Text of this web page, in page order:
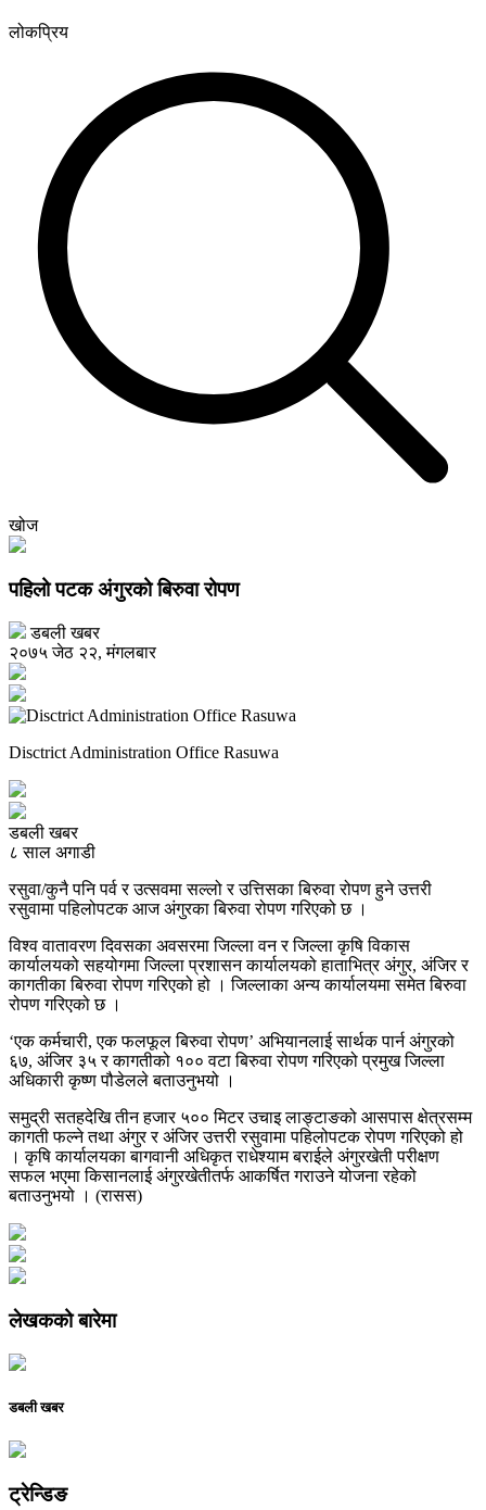
लोकप्रिय
खोज
पहिलो पटक अंगुरको बिरुवा रोपण
डबली खबर
२०७५ जेठ २२, मंगलबार
Disctrict Administration Office Rasuwa
डबली खबर
८ साल अगाडी
रसुवा/कुनै पनि पर्व र उत्सवमा सल्लो र उत्तिसका बिरुवा रोपण हुने उत्तरी
रसुवामा पहिलोपटक आज अंगुरका बिरुवा रोपण गरिएको छ ।
विश्व वातावरण दिवसका अवसरमा जिल्ला वन र जिल्ला कृषि विकास
कार्यालयको सहयोगमा जिल्ला प्रशासन कार्यालयको हाताभित्र अंगुर, अंजिर र
कागतीका बिरुवा रोपण गरिएको हो । जिल्लाका अन्य कार्यालयमा समेत बिरुवा
रोपण गरिएको छ ।
‘एक कर्मचारी, एक फलफूल बिरुवा रोपण’ अभियानलाई सार्थक पार्न अंगुरको
६७, अंजिर ३५ र कागतीको १०० वटा बिरुवा रोपण गरिएको प्रमुख जिल्ला
अधिकारी कृष्ण पौडेलले बताउनुभयो ।
समुद्री सतहदेखि तीन हजार ५०० मिटर उचाइ लाङ्टाङको आसपास क्षेत्रसम्म
कागती फल्ने तथा अंगुर र अंजिर उत्तरी रसुवामा पहिलोपटक रोपण गरिएको हो
। कृषि कार्यालयका बागवानी अधिकृत राधेश्याम बराईले अंगुरखेती परीक्षण
सफल भएमा किसानलाई अंगुरखेतीतर्फ आकर्षित गराउने योजना रहेको
बताउनुभयो । (रासस)
लेखकको बारेमा
डबली खबर
ट्रेन्डिङ